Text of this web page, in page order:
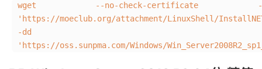
wget --no-check-certificate -
'https://moeclub.org/attachment/LinuxShell/
-dd
'https://oss.sunpma.com/Windows/